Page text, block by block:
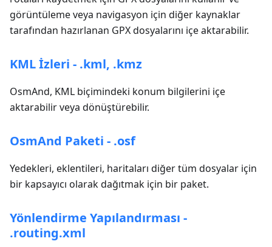
görüntüleme veya navigasyon için diğer kaynaklar
tarafından hazırlanan GPX dosyalarını içe aktarabilir.
KML İzleri - .kml, .kmz
OsmAnd, KML biçimindeki konum bilgilerini içe
aktarabilir veya dönüştürebilir.
OsmAnd Paketi - .osf
Yedekleri, eklentileri, haritaları diğer tüm dosyalar için
bir kapsayıcı olarak dağıtmak için bir paket.
Yönlendirme Yapılandırması -
.routing.xml